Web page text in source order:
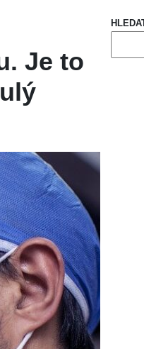
Je to